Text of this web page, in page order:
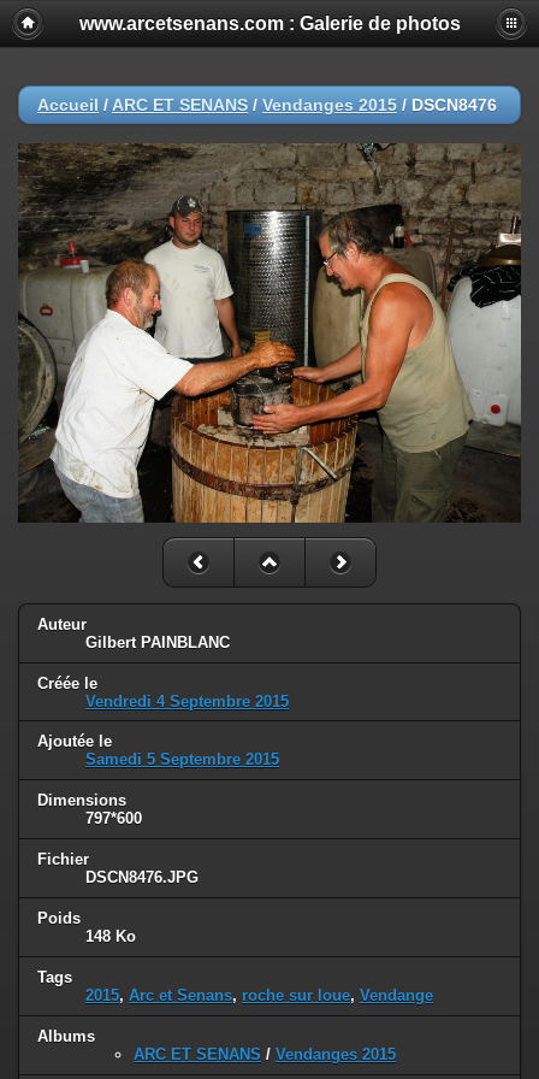
www.arcetsenans.com : Galerie de photos
Accueil / ARC ET SENANS / Vendanges 2015 / DSCN8476
Auteur
Gilbert PAINBLANC
Créée le
Vendredi 4 Septembre 2015
Ajoutée le
Samedi 5 Septembre 2015
Dimensions
797*600
Fichier
DSCN8476.JPG
Poids
148 Ko
Tags
2015, Arc et Senans, roche sur loue, Vendange
Albums
ARC ET SENANS / Vendanges 2015